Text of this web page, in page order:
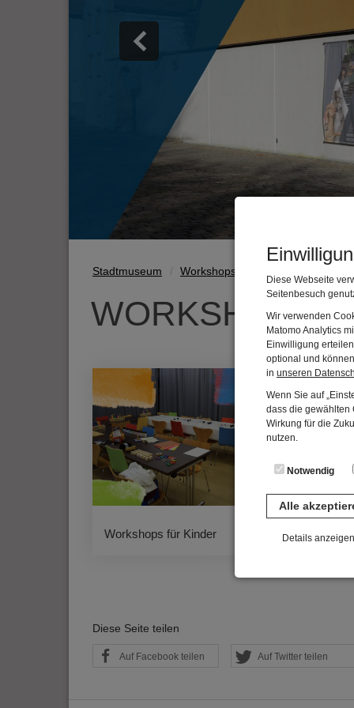
Diese Webseite
Seitenbesuch
Wir verwenden
Matomo Analytics
Einwilligung
optional und
in unseren
Wenn Sie auf
dass die gewählten
Wirkung für die
nutzen.
Notwendig
Alle
Details anzeigen
Diese Website
Stadtmuseum Workshops
WORKSHOPS
Workshops für Kinder
Diese Seite teilen
Auf Facebook teilen Auf Twitter teilen